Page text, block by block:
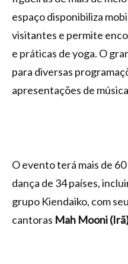
espaço disponibiliza
visitantes e permite
e práticas de yoga. O
para diversas
apresentações de
O evento terá mais de
dança de 34 países,
grupo Kiendaiko, com
cantoras Mah Mooni